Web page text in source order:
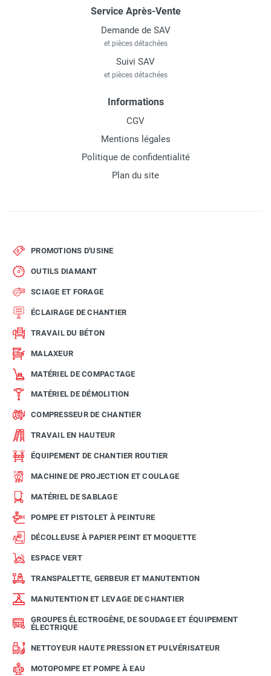
Service Après-Vente
Demande de SAV
et pièces détachées
Suivi SAV
et pièces détachées
Informations
CGV
Mentions légales
Politique de confidentialité
Plan du site
PROMOTIONS D'USINE
OUTILS DIAMANT
SCIAGE ET FORAGE
ÉCLAIRAGE DE CHANTIER
TRAVAIL DU BÉTON
MALAXEUR
MATÉRIEL DE COMPACTAGE
MATÉRIEL DE DÉMOLITION
COMPRESSEUR DE CHANTIER
TRAVAIL EN HAUTEUR
ÉQUIPEMENT DE CHANTIER ROUTIER
MACHINE DE PROJECTION ET COULAGE
MATÉRIEL DE SABLAGE
POMPE ET PISTOLET À PEINTURE
DÉCOLLEUSE À PAPIER PEINT ET MOQUETTE
ESPACE VERT
TRANSPALETTE, GERBEUR ET MANUTENTION
MANUTENTION ET LEVAGE DE CHANTIER
GROUPES ÉLECTROGÈNE, DE SOUDAGE ET ÉQUIPEMENT
ÉLECTRIQUE
NETTOYEUR HAUTE PRESSION ET PULVÉRISATEUR
MOTOPOMPE ET POMPE À EAU